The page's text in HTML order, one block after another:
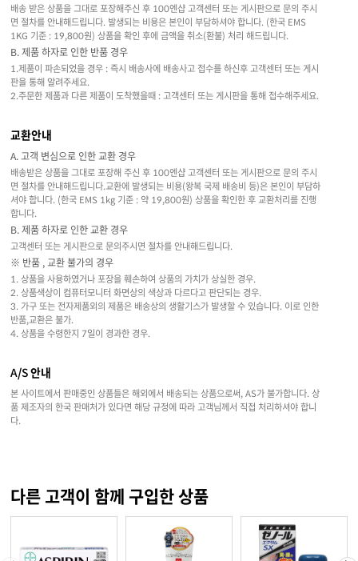
배송 받은 상품을 그대로 포장해주신 후 100엔샵 고객센터 또는 게시판으로 문의 주시
면 절차를 안내해드립니다. 발생되는 비용은 본인이 부담하셔야 합니다. (한국 EMS
1KG 기준 : 19,800원) 상품을 확인 후에 금액을 취소(환불) 처리 해드립니다.
B. 제품 하자로 인한 반품 경우
1.제품이 파손되었을 경우 : 즉시 배송사에 배송사고 접수를 하신후 고객센터 또는 게시
판을 통해 알려주세요.
2.주문한 제품과 다른 제품이 도착했을때 : 고객센터 또는 게시판을 통해 접수해주세요.
교환안내
A. 고객 변심으로 인한 교환 경우
배송받은 상품을 그대로 포장해 주신 후 100엔샵 고객센터 또는 게시판으로 문의 주시
면 절차를 안내해드립니다.교환에 발생되는 비용(왕복 국제 배송비 등)은 본인이 부담하
셔야 합니다. (한국 EMS 1kg 기준 : 약 19,800원) 상품을 확인한 후 교환처리를 진행
합니다.
B. 제품 하자로 인한 교환 경우
고객센터 또는 게시판으로 문의주시면 절차를 안내해드립니다.
※ 반품 , 교환 불가의 경우
1. 상품을 사용하였거나 포장을 훼손하여 상품의 가치가 상실한 경우.
2. 상품색상이 컴퓨터모니터 화면상의 색상과 다르다고 판단되는 경우.
3. 가구 또는 전자제품외의 제품은 배송상의 생활기스가 발생할 수 있습니다. 이로 인한
반품,교환은 불가.
4. 상품을 수령한지 7일이 경과한 경우.
A/S 안내
본 사이트에서 판매중인 상품들은 해외에서 배송되는 상품으로써, AS가 불가합니다. 상
품 제조자의 한국 판매처가 있다면 해당 규정에 따라 고객님께서 직접 처리하셔야 합니
다.
다른 고객이 함께 구입한 상품